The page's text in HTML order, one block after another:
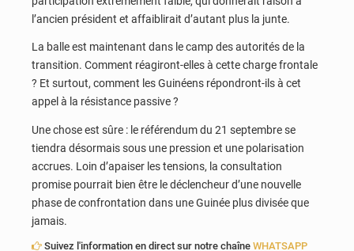
l’ancien président et affaiblirait d’autant plus la junte.
La balle est maintenant dans le camp des autorités de la
transition. Comment réagiront-elles à cette charge frontale
? Et surtout, comment les Guinéens répondront-ils à cet
appel à la résistance passive ?
Une chose est sûre : le référendum du 21 septembre se
tiendra désormais sous une pression et une polarisation
accrues. Loin d’apaiser les tensions, la consultation
promise pourrait bien être le déclencheur d’une nouvelle
phase de confrontation dans une Guinée plus divisée que
jamais.
Suivez l'information en direct sur notre chaîne WHATSAPP